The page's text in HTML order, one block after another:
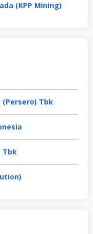
(KPP Mining)
(Persero) Tbk
Tbk